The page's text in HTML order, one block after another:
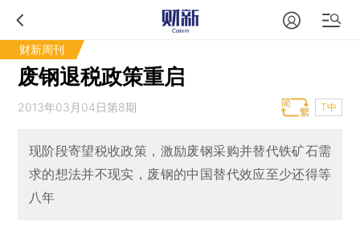
财新周刊
废钢退税政策重启
2013年03月04日第8期 T中
现阶段寄望税收政策，激励废钢采购并替代铁矿石需
求的想法并不现实，废钢的中国替代效应至少还得等
八年